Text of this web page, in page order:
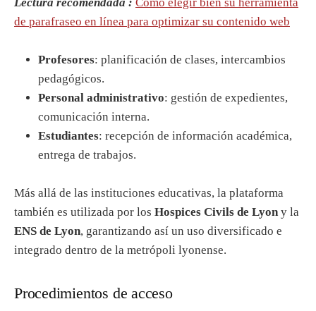
de parafraseo en línea para optimizar su contenido web
Profesores: planificación de clases, intercambios
pedagógicos.
Personal administrativo: gestión de expedientes,
comunicación interna.
Estudiantes: recepción de información académica,
entrega de trabajos.
Más allá de las instituciones educativas, la plataforma
también es utilizada por los Hospices Civils de Lyony la
ENS de Lyon, garantizando así un uso diversificado e
integrado dentro de la metrópoli lyonense.
Procedimientos de acceso